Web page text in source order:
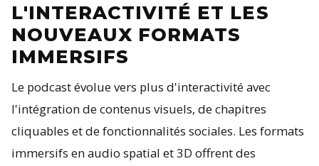
L'INTERACTIVITÉ ET LES
NOUVEAUX FORMATS
IMMERSIFS
Le podcast évolue vers plus d'interactivité avec
l'intégration de contenus visuels, de chapitres
cliquables et de fonctionnalités sociales. Les formats
immersifs en audio spatial et 3D offrent des